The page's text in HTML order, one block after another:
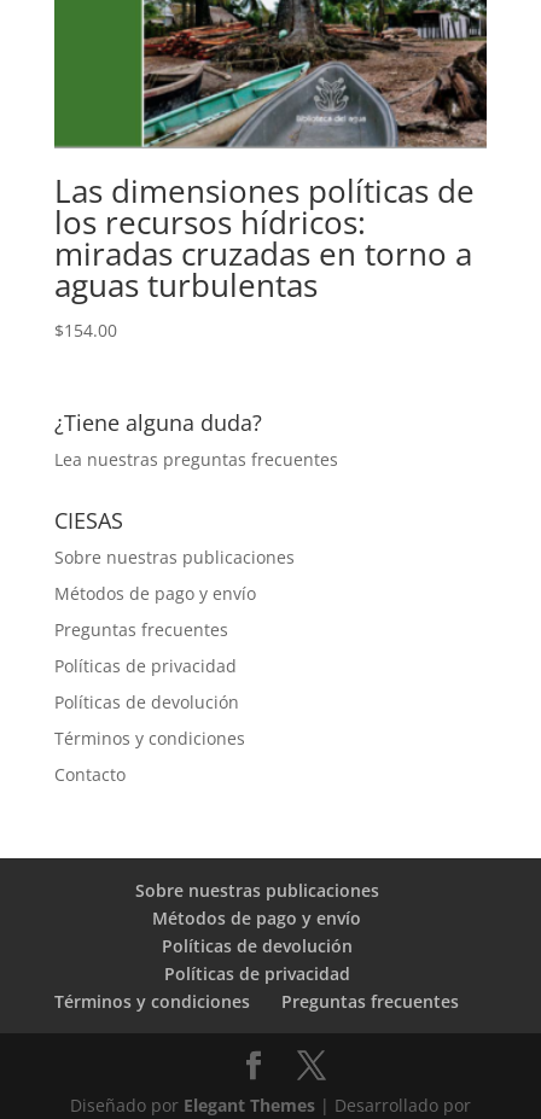
Las dimensiones políticas de
los recursos hídricos:
miradas cruzadas en torno a
aguas turbulentas
$154.00
¿Tiene alguna duda?
Lea nuestras preguntas frecuentes
CIESAS
Sobre nuestras publicaciones
Métodos de pago y envío
Preguntas frecuentes
Políticas de privacidad
Políticas de devolución
Términos y condiciones
Contacto
Sobre nuestras publicaciones
Métodos de pago y envío
Políticas de devolución
Políticas de privacidad
Términos y condiciones
Preguntas frecuentes
Diseñado por Elegant Themes| Desarrollado por